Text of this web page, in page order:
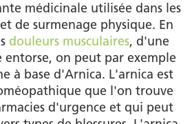
médicinale utilisée dans les
de surmenage physique. En
douleurs musculaires, d'une
on peut par exemple
à base d'Arnica. L'arnica est
que l'on trouve
d'urgence et qui peut